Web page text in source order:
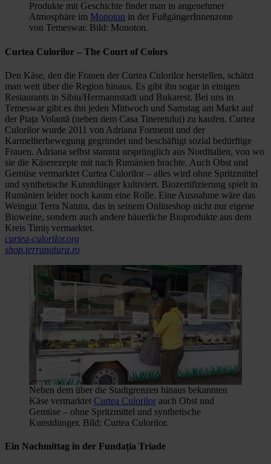
Produkte mit Geschichte findet man in angenehmer
Atmosphäre im Monoton in der FußgängerInnenzone
von Temeswar. Bild: Monoton.
Curtea Culorilor – The Court of Colors
Den Käse, den die Frauen der Curtea Culorilor herstellen, schätzt
man weit über die Region hinaus. Es gibt ihn sogar in einigen
Restaurants in Sibiu/Hermannstadt und Bukarest. Bei uns in
Temeswar gibt es ihn jeden Mittwoch und Samstag am Markt auf
der Piața Volantă (neben dem Casa Tineretului) zu kaufen. Curtea
Culorilor wurde 2011 von Adriana Formenti und der
Karmeliterbewegung gegründet und beschäftigt sozial bedürftige
Frauen. Adriana selbst stammt ursprünglich aus Norditalien, von wo
sie die Käserezepte mit nach Rumänien brachte. Auch Obst und
Gemüse vermarktet Curtea Culorilor – alles wird ohne Spritzmittel
und synthetische Kunstdünger kultiviert. Biozertifizierung spielt in
Rumänien leider noch kaum eine Rolle. Eine Ausnahme wäre das
Weingut Terra Natura, das in seinem Onlineshop nicht nur eigene
Bioweine, sondern auch andere bäuerliche Bioprodukte aus dem
Kreis Timiș vermarktet.
curtea-culorilor.org
shop.terranatura.ro
Neben dem über die Stadtgrenzen hinaus bekannten
Käse vermarktet Curtea Culorilor auch Obst und
Gemüse – ohne Spritzmittel und synthetische
Kunstdünger. Bild: Curtea Culorilor.
Ein Nachmittag in der Fundația Triade